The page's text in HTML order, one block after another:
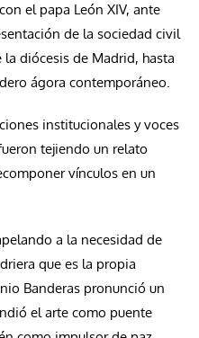
el papa León XIV, ante
de la sociedad civil
diócesis de Madrid, hasta
ágora contemporáneo.
institucionales y voces
tejiendo un relato
vínculos en un
a la necesidad de
que es la propia
Banderas pronunció un
el arte como puente